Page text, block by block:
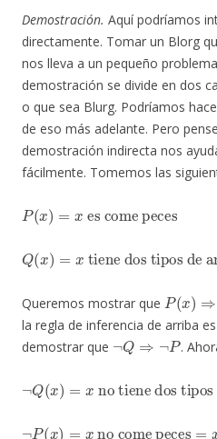
Demostración. Aquí podríamos
directamente. Tomar un Blorg
nos lleva a un pequeño
demostración se divide en dos
o que sea Blurg. Podríamos
de eso más adelante. Pero
demostración indirecta nos
fácilmente. Tomemos las
P( x =
Q (x )=
tiene dos tipos de amigos
Queremos mostrar que
P( x ⇒
la regla de inferencia de arriba
demostrar que
¬Q⇒ ¬P
.
Q x =
no tiene dos tipos de amigos
tiene un tipo de amigos
P( x =